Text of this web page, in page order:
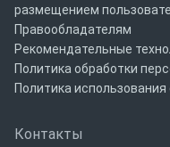
размещением
Правообладателям
Рекомендательные
Политика обработки
Политика использования
Контакты